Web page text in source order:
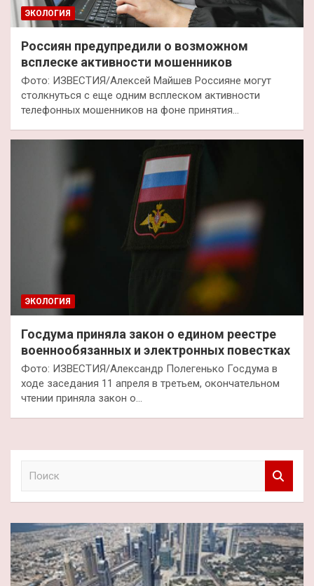
ЭКОЛОГИЯ
Россиян предупредили о возможном
всплеске активности мошенников
Фото: ИЗВЕСТИЯ/Алексей Майшев Россияне могут
столкнуться с еще одним всплеском активности
телефонных мошенников на фоне принятия…
ЭКОЛОГИЯ
Госдума приняла закон о едином реестре
военнообязанных и электронных повестках
Фото: ИЗВЕСТИЯ/Александр Полегенько Госдума в
ходе заседания 11 апреля в третьем, окончательном
чтении приняла закон о…
к